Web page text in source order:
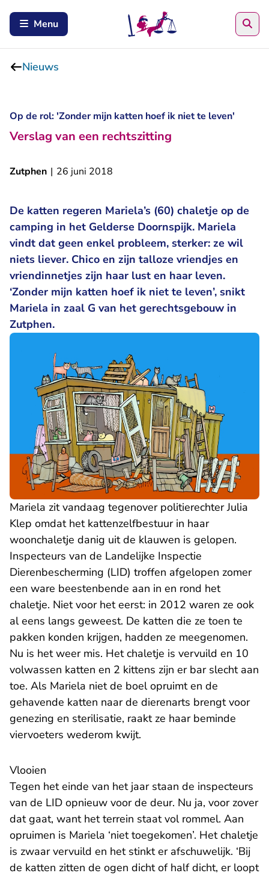
Menu
Nieuws
Op de rol: 'Zonder mijn katten hoef ik niet te leven'
Verslag van een rechtszitting
Zutphen | 26 juni 2018
De katten regeren Mariela’s (60) chaletje op de
camping in het Gelderse Doornspijk. Mariela
vindt dat geen enkel probleem, sterker: ze wil
niets liever. Chico en zijn talloze vriendjes en
vriendinnetjes zijn haar lust en haar leven.
‘Zonder mijn katten hoef ik niet te leven’, snikt
Mariela in zaal G van het gerechtsgebouw in
Zutphen.
Mariela zit vandaag tegenover politierechter Julia
Klep omdat het kattenzelfbestuur in haar
woonchaletje danig uit de klauwen is gelopen.
Inspecteurs van de Landelijke Inspectie
Dierenbescherming (LID) troffen afgelopen zomer
een ware beestenbende aan in en rond het
chaletje. Niet voor het eerst: in 2012 waren ze ook
al eens langs geweest. De katten die ze toen te
pakken konden krijgen, hadden ze meegenomen.
Nu is het weer mis. Het chaletje is vervuild en 10
volwassen katten en 2 kittens zijn er bar slecht aan
toe. Als Mariela niet de boel opruimt en de
gehavende katten naar de dierenarts brengt voor
genezing en sterilisatie, raakt ze haar beminde
viervoeters wederom kwijt.
Vlooien
Tegen het einde van het jaar staan de inspecteurs
van de LID opnieuw voor de deur. Nu ja, voor zover
dat gaat, want het terrein staat vol rommel. Aan
opruimen is Mariela ‘niet toegekomen’. Het chaletje
is zwaar vervuild en het stinkt er afschuwelijk. ‘Bij
de katten zitten de ogen dicht of half dicht, er loopt